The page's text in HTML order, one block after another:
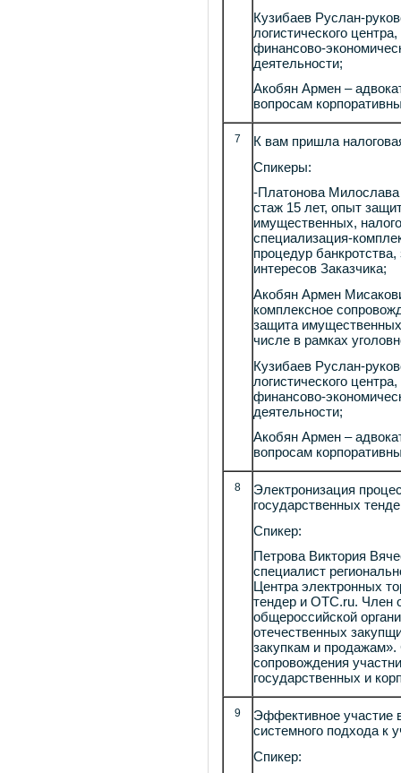
Кузибаев Руслан-
логистического
финансово-
деятельности;
Акобян Армен –
вопросам
7
К вам пришла
Спикеры:
-Платонова
стаж 15 лет, опыт
имущественных,
специализация-
процедур
интересов Заказчика;
Акобян Армен
комплексное
защита
числе в рамках
Кузибаев Руслан-
логистического
финансово-
деятельности;
Акобян Армен –
вопросам
8
Электронизация
государственных
Спикер:
Петрова Виктория
специалист
Центра электронных
тендер и ОТС.ru. Член
общероссийской
отечественных
закупкам и
сопровождения
государственных и
9
Эффективное участие
системного подхода к
Спикер: